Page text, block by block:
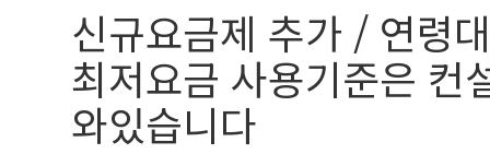
신규요금제 추가 / 연령
최저요금 사용기준은 컨
와있습니다